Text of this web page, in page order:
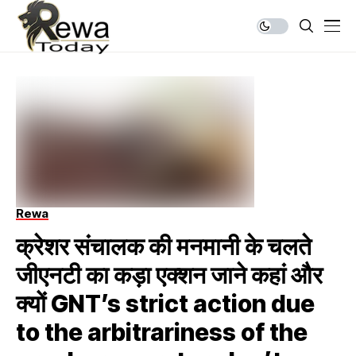
Rewa
क्रेशर संचालक की मनमानी के चलते
जीएनटी का कड़ा एक्शन जाने कहां और
क्यों GNT’s strict action due
to the arbitrariness of the